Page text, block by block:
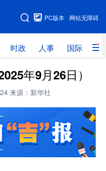
网站无障碍
PC版本
时政 人事 国际 财
图
时政 人事
网评
量子 体育
健康 军事
年9月26日）
来源：新华社